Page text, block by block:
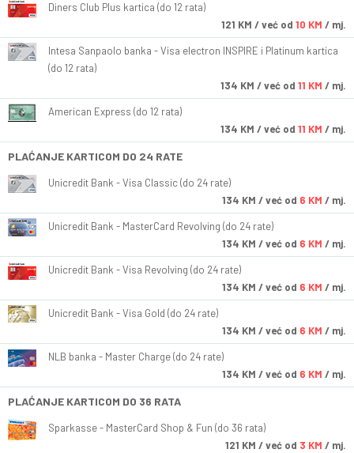
Diners Club Plus kartica (do 12 rata)
121 KM / već od 10 KM / mj.
Intesa Sanpaolo banka - Visa electron INSPIRE i Platinum kartica
(do 12 rata)
134 KM / već od 11 KM / mj.
American Express (do 12 rata)
134 KM / već od 11 KM / mj.
PLAĆANJE KARTICOM DO 24 RATE
Unicredit Bank - Visa Classic (do 24 rate)
134 KM / već od 6 KM / mj.
Unicredit Bank - MasterCard Revolving (do 24 rate)
134 KM / već od 6 KM / mj.
Unicredit Bank - Visa Revolving (do 24 rate)
134 KM / već od 6 KM / mj.
Unicredit Bank - Visa Gold (do 24 rate)
134 KM / već od 6 KM / mj.
NLB banka - Master Charge (do 24 rate)
134 KM / već od 6 KM / mj.
PLAĆANJE KARTICOM DO 36 RATA
Sparkasse - MasterCard Shop & Fun (do 36 rata)
121 KM / već od 3 KM / mj.